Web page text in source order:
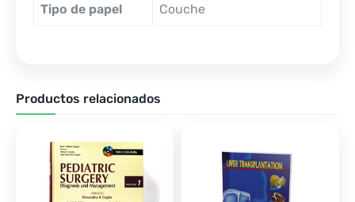
Tipo de papel Couche
Productos relacionados